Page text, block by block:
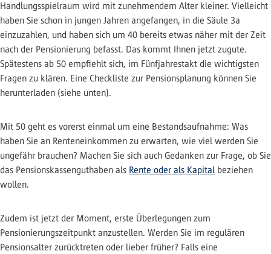
Handlungsspielraum wird mit zunehmendem Alter kleiner. Vielleicht
haben Sie schon in jungen Jahren angefangen, in die Säule 3a
einzuzahlen, und haben sich um 40 bereits etwas näher mit der Zeit
nach der Pensionierung befasst. Das kommt Ihnen jetzt zugute.
Spätestens ab 50 empfiehlt sich, im Fünfjahrestakt die wichtigsten
Fragen zu klären. Eine Checkliste zur Pensionsplanung können Sie
herunterladen (siehe unten).
Mit 50 geht es vorerst einmal um eine Bestandsaufnahme: Was
haben Sie an Renteneinkommen zu erwarten, wie viel werden Sie
ungefähr brauchen? Machen Sie sich auch Gedanken zur Frage, ob Sie
das Pensionskassenguthaben als Rente oder als Kapital beziehen
wollen.
Zudem ist jetzt der Moment, erste Überlegungen zum
Pensionierungszeitpunkt anzustellen. Werden Sie im regulären
Pensionsalter zurücktreten oder lieber früher? Falls eine